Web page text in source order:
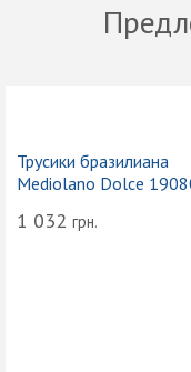
Трусики бразилиана
Mediolano Dolce
1 032 грн.